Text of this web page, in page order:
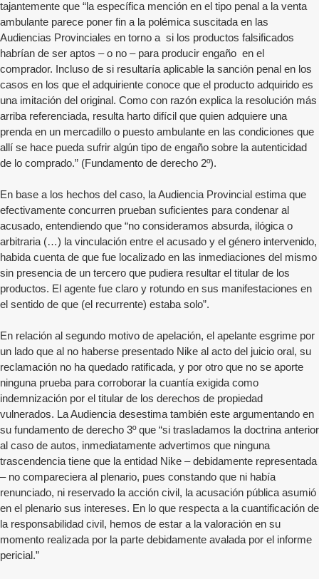
tajantemente que “la específica mención en el tipo penal a la venta
ambulante parece poner fin a la polémica suscitada en las
Audiencias Provinciales en torno a si los productos falsificados
habrían de ser aptos – o no – para producir engaño en el
comprador. Incluso de si resultaría aplicable la sanción penal en los
casos en los que el adquiriente conoce que el producto adquirido es
una imitación del original. Como con razón explica la resolución más
arriba referenciada, resulta harto difícil que quien adquiere una
prenda en un mercadillo o puesto ambulante en las condiciones que
allí se hace pueda sufrir algún tipo de engaño sobre la autenticidad
de lo comprado.” (Fundamento de derecho 2º).
En base a los hechos del caso, la Audiencia Provincial estima que
efectivamente concurren prueban suficientes para condenar al
acusado, entendiendo que “no consideramos absurda, ilógica o
arbitraria (…) la vinculación entre el acusado y el género intervenido,
habida cuenta de que fue localizado en las inmediaciones del mismo
sin presencia de un tercero que pudiera resultar el titular de los
productos. El agente fue claro y rotundo en sus manifestaciones en
el sentido de que (el recurrente) estaba solo”.
En relación al segundo motivo de apelación, el apelante esgrime por
un lado que al no haberse presentado Nike al acto del juicio oral, su
reclamación no ha quedado ratificada, y por otro que no se aporte
ninguna prueba para corroborar la cuantía exigida como
indemnización por el titular de los derechos de propiedad
vulnerados. La Audiencia desestima también este argumentando en
su fundamento de derecho 3º que “si trasladamos la doctrina anterior
al caso de autos, inmediatamente advertimos que ninguna
trascendencia tiene que la entidad Nike – debidamente representada
– no compareciera al plenario, pues constando que ni había
renunciado, ni reservado la acción civil, la acusación pública asumió
en el plenario sus intereses. En lo que respecta a la cuantificación de
la responsabilidad civil, hemos de estar a la valoración en su
momento realizada por la parte debidamente avalada por el informe
pericial.”